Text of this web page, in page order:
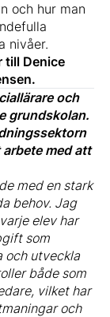
och hur man
nivåer.
till Denice
och
grundskolan.
med att
med en stark
behov. Jag
elev har
som
och utveckla
både som
vilket har
och